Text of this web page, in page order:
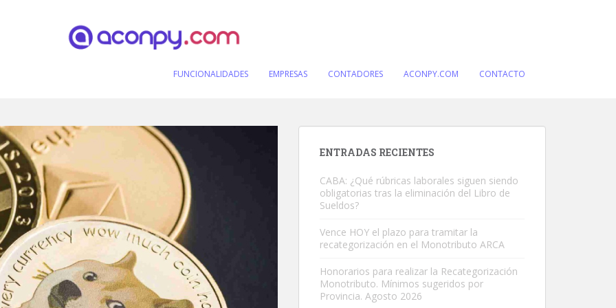
FUNCIONALIDADES EMPRESAS CONTADORES ACONPY.COM CONTACTO
ENTRADAS RECIENTES
CABA: ¿Qué rúbricas laborales siguen siendo
obligatorias tras la eliminación del Libro de
Sueldos?
Vence HOY el plazo para tramitar la
recategorización en el Monotributo ARCA
Honorarios para realizar la Recategorización
Monotributo. Mínimos sugeridos por
Provincia. Agosto 2026